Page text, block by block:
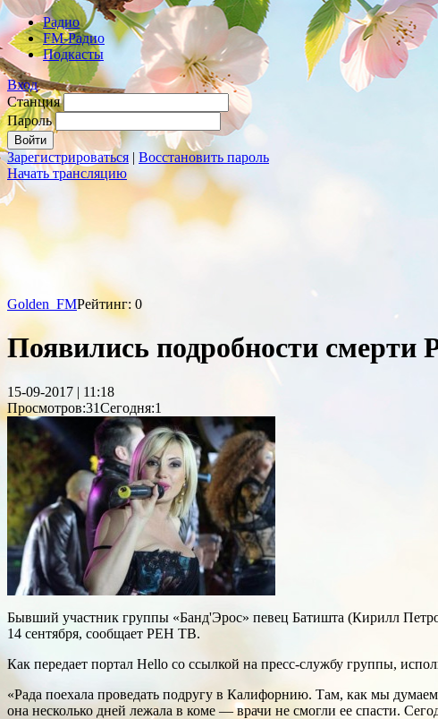
Радио
FM-Радио
Подкасты
Вход
Станция
Пароль
Зарегистрироваться | Восстановить пароль
Начать трансляцию
Golden_FMРейтинг: 0
Появились подробности смерти
15-09-2017 | 11:18
Просмотров:31Сегодня:1
Бывший участник группы «Банд'Эрос» певец Батишта (Кирилл
14 сентября, сообщает РЕН ТВ.
Как передает портал Hello со ссылкой на пресс-службу группы,
«Рада поехала проведать подругу в Калифорнию. Там, как мы
она несколько дней лежала в коме — врачи не смогли ее спасти.